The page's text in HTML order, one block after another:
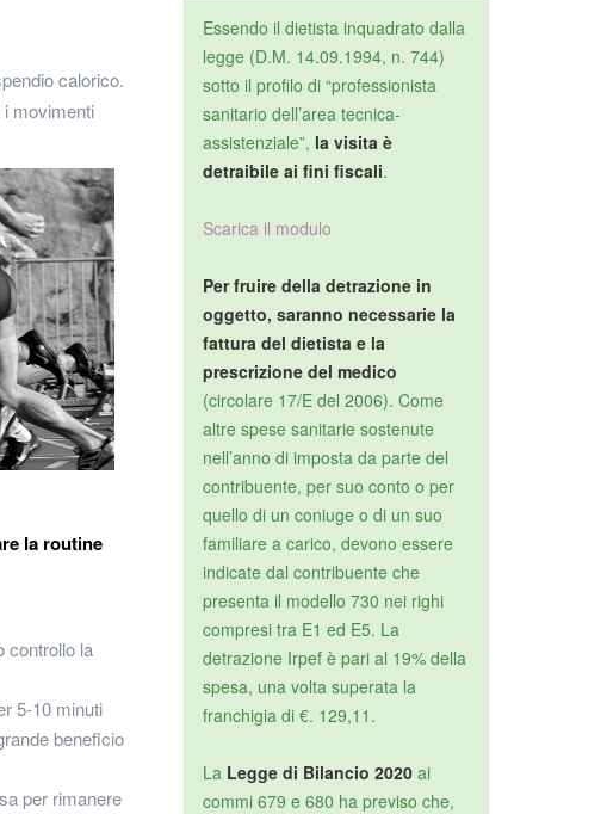
calorico.
i movimenti
la routine
controllo la
5-10 minuti
beneficio
per rimanere
Essendo il dietista inquadrato dalla
legge (D.M. 14.09.1994, n. 744)
sotto il profilo di “professionista
sanitario dell’area tecnica-
assistenziale”, la visita è
detraibile ai fini fiscali.
Scarica il modulo
Per fruire della detrazione in
oggetto, saranno necessarie la
fattura del dietista e la
prescrizione del medico
(circolare 17/E del 2006). Come
altre spese sanitarie sostenute
nell’anno di imposta da parte del
contribuente, per suo conto o per
quello di un coniuge o di un suo
familiare a carico, devono essere
indicate dal contribuente che
presenta il modello 730 nei righi
compresi tra E1 ed E5. La
detrazione Irpef è pari al 19% della
spesa, una volta superata la
franchigia di €. 129,11.
La Legge di Bilancio 2020ai
commi 679 e 680 ha previso che,